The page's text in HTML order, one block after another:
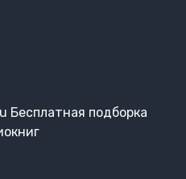
Бесплатная подборка